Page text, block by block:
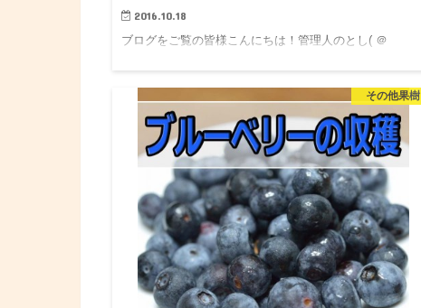
2016.10.18
ブログをご覧の皆様こんにちは！管理人のとし( ＠
末から収穫が始まり、8月末の2ヶ月間にわたり、甘酸っ
ぱい…
その他果樹